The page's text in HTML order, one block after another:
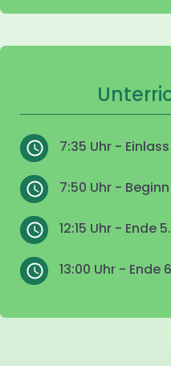
7:35 Uhr - Einlass
7:50 Uhr - Beginn
12:15 Uhr - Ende
13:00 Uhr - Ende